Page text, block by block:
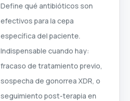
Define qué antibióticos son
efectivos para la cepa
específica del paciente.
Indispensable cuando hay:
fracaso de tratamiento previo,
sospecha de gonorrea XDR, o
seguimiento post-terapia en